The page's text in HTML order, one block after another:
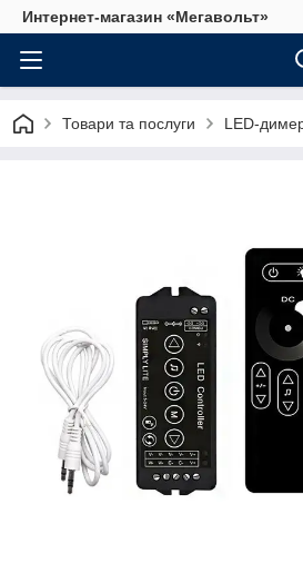
Интернет-магазин «Мегавольт»
Товари та послуги LED-